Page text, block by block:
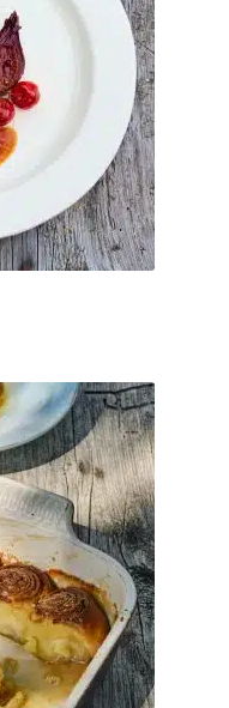
Espresso und 3 Frei-
Lieferzeit:
am offenen Feuer des
Espresso und 3 Frei-
Lieferzeit:
Dieses
Produkt
mehrere